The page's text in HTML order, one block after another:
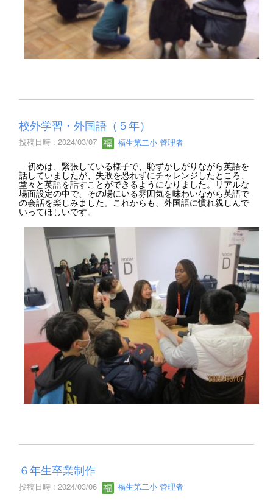
校外学習・外国語（５年）
投稿日時 : 2024/03/07 福生第二小 管理者
初めは、緊張している様子で、恥ずかしがりながら英語を
話していましたが、失敗を恐れずにチャレンジしたところ、
堂々と英語を話すことができるようになりました。リアルな
場面設定の中で、その場にいる雰囲気を味わいながら英語で
の会話を楽しみました。これからも、外国語に慣れ親しんで
いってほしいです。
６年生卒業制作
投稿日時 : 2024/03/06 福生第二小 管理者